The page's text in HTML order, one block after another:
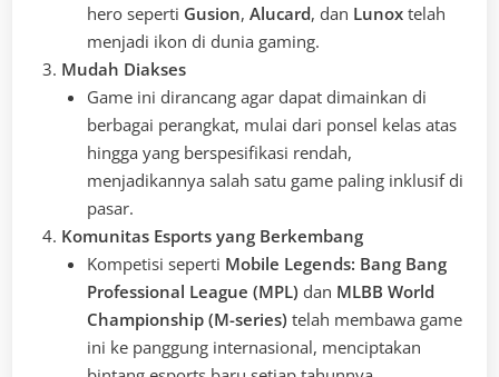
hero seperti Gusion, Alucard, dan Lunoxtelah
menjadi ikon di dunia gaming.
Mudah Diakses
Game ini dirancang agar dapat dimainkan di
berbagai perangkat, mulai dari ponsel kelas atas
hingga yang berspesifikasi rendah,
menjadikannya salah satu game paling inklusif di
pasar.
Komunitas Esports yang Berkembang
Kompetisi seperti Mobile Legends: Bang Bang
Professional League (MPL)dan MLBB World
Championship (M-series)telah membawa game
ini ke panggung internasional, menciptakan